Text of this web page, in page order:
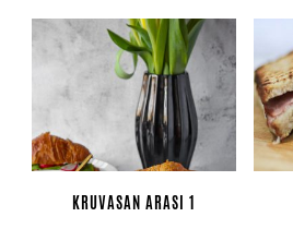
KRUVASAN ARASI 1